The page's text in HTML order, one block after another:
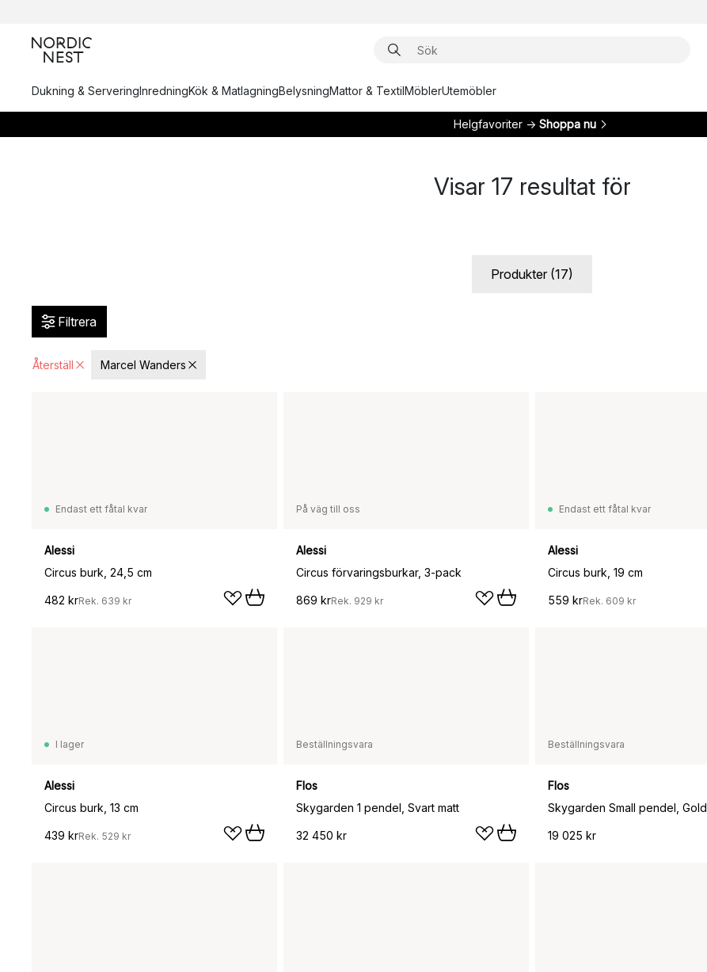
Dukning & ServeringInredningKök & MatlagningBelysningMattor & TextilMöblerUtemöbler
Helgfavoriter → Shoppa nu
Visar 17 resultat för
Produkter (17)
Filtrera
Återställ Marcel Wanders
Endast ett fåtal kvar
Alessi
Circus burk, 24,5 cm
482 krRek. 639 kr
På väg till oss
Alessi
Circus förvaringsburkar, 3-pack
869 krRek. 929 kr
Endast ett fåtal kvar
Alessi
Circus burk, 19 cm
559 krRek. 609 kr
I lager
Alessi
Circus burk, 13 cm
439 krRek. 529 kr
Beställningsvara
Flos
Skygarden 1 pendel, Svart matt
32 450 kr
Beställningsvara
Flos
Skygarden Small pendel, Gold
19 025 kr